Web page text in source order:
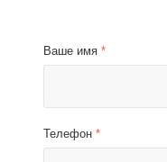
Ваше имя *
Телефон *